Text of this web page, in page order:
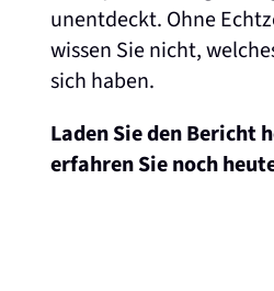
unentdeckt. Ohne
wissen Sie nicht,
sich haben.
Laden Sie den Bericht
erfahren Sie noch